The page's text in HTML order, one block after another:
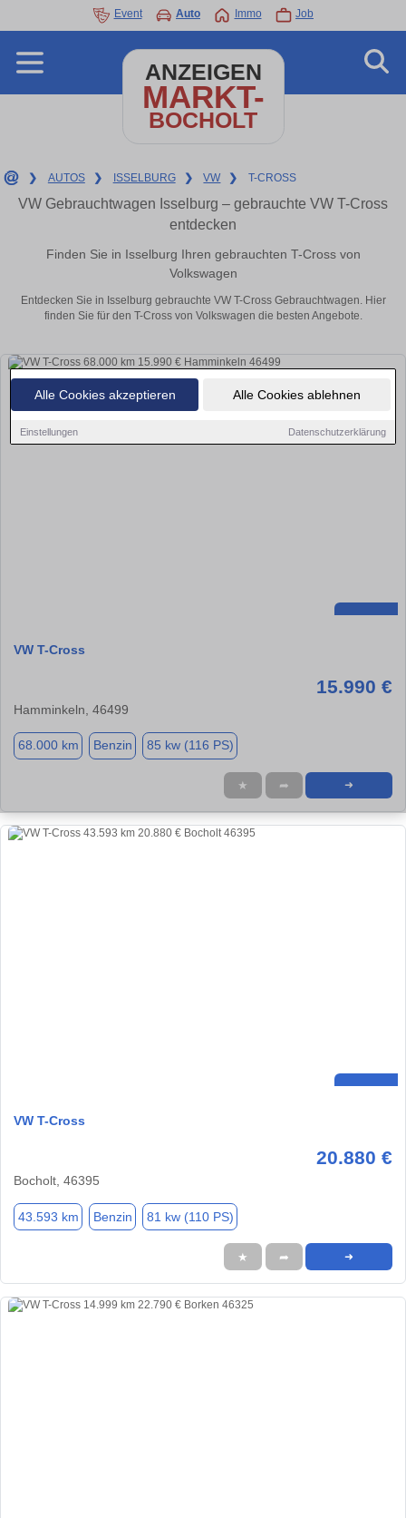
Alle Cookies akzeptieren Alle Cookies ablehnen
Einstellungen Datenschutzerklärung
Event Auto Immo Job
ANZEIGEN
MARKT-
BOCHOLT
❯ AUTOS ❯ ISSELBURG ❯ VW ❯ T-CROSS
VW Gebrauchtwagen Isselburg – gebrauchte VW T-Cross
entdecken
Finden Sie in Isselburg Ihren gebrauchten T-Cross von
Volkswagen
Entdecken Sie in Isselburg gebrauchte VW T-Cross Gebrauchtwagen. Hier
finden Sie für den T-Cross von Volkswagen die besten Angebote.
VW T-Cross
15.990 €
Hamminkeln, 46499
68.000 km Benzin 85 kw (116 PS)
★ ➦ ➜
VW T-Cross
20.880 €
Bocholt, 46395
43.593 km Benzin 81 kw (110 PS)
★ ➦ ➜